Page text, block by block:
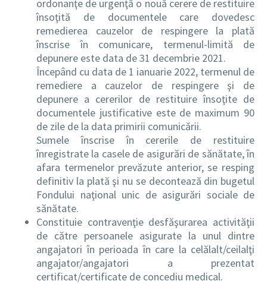
ordonanţe de urgenţă o nouă cerere de restituire
însoţită de documentele care dovedesc
remedierea cauzelor de respingere la plată
înscrise în comunicare, termenul-limită de
depunere este data de 31 decembrie 2021.
Începând cu data de 1 ianuarie 2022, termenul de
remediere a cauzelor de respingere şi de
depunere a cererilor de restituire însoţite de
documentele justificative este de maximum 90
de zile de la data primirii comunicării.
Sumele înscrise în cererile de restituire
înregistrate la casele de asigurări de sănătate, în
afara termenelor prevăzute anterior, se resping
definitiv la plată şi nu se decontează din bugetul
Fondului naţional unic de asigurări sociale de
sănătate.
Constituie contravenţie desfăşurarea activităţii
de către persoanele asigurate la unul dintre
angajatori în perioada în care la celălalt/ceilalţi
angajator/angajatori a prezentat
certificat/certificate de concediu medical.